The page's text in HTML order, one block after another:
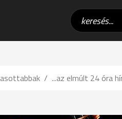
...az elmúlt 24 óra